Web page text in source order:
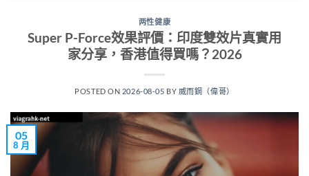
两性健康
Super P-Force效果評價：印度雙效片真實用
家分享，香港值得買嗎？2026
POSTED ON 2026-08-05 BY 威而鋼（偉哥）
05
8 月